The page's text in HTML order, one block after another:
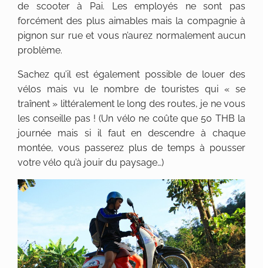
de scooter à Pai. Les employés ne sont pas
forcément des plus aimables mais la compagnie à
pignon sur rue et vous n’aurez normalement aucun
problème.
Sachez qu’il est également possible de louer des
vélos mais vu le nombre de touristes qui « se
traînent » littéralement le long des routes, je ne vous
les conseille pas ! (Un vélo ne coûte que 50 THB la
journée mais si il faut en descendre à chaque
montée, vous passerez plus de temps à pousser
votre vélo qu’à jouir du paysage…)